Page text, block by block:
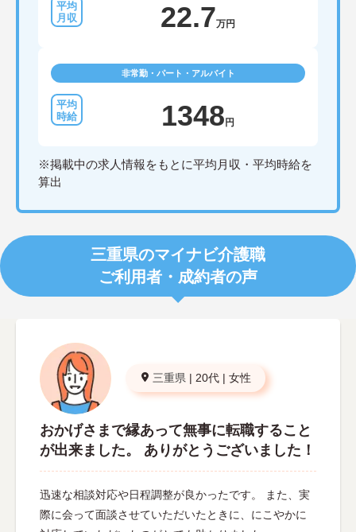
22.7万円
非常勤・パート・アルバイト
1348 円
※掲載中の求人情報をもとに平均月収・平均時給を
算出
三重県のマイナビ介護職
ご利用者・成約者の声
三重県 | 20代 | 女性
おかげさまで縁あって無事に転職すること
が出来ました。 ありがとうございました！
迅速な相談対応や日程調整が良かったです。 また、実
際に会って面談させていただいたときに、にこやかに